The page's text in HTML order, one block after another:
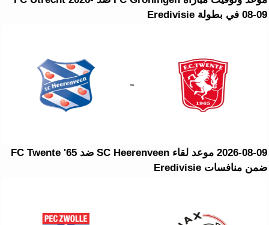
08-09 في بطولة Eredivisie
2026-08-09 موعد لقاء SC Heerenveen ضد FC Twente '65
ضمن منافسات Eredivisie